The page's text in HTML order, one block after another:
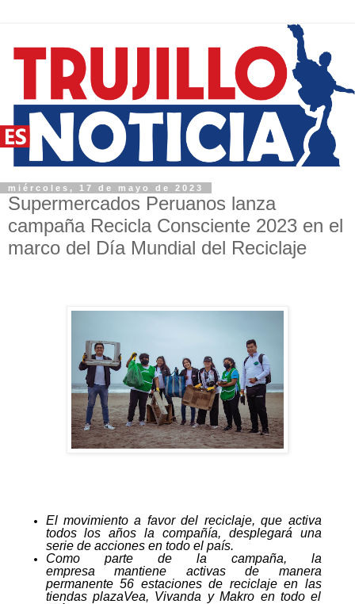
miércoles, 17 de mayo de 2023
Supermercados Peruanos lanza
campaña Recicla Consciente 2023 en el
marco del Día Mundial del Reciclaje
El movimiento a favor del reciclaje, que activa
todos los años la compañía, desplegará una
serie de acciones en todo el país.
Como parte de la campaña, la
empresa mantiene activas de manera
permanente 56 estaciones de reciclaje en las
tiendas plazaVea, Vivanda y Makro en todo el